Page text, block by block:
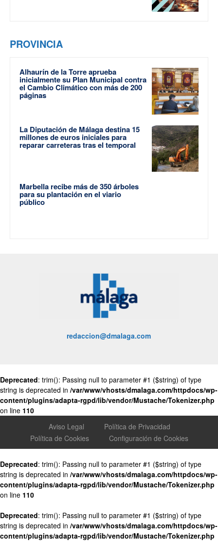
PROVINCIA
Alhaurín de la Torre aprueba
inicialmente su Plan Municipal contra
el Cambio Climático con más de 200
páginas
La Diputación de Málaga destina 15
millones de euros iniciales para
reparar carreteras tras el temporal
Marbella recibe más de 350 árboles
para su plantación en el viario
público
redaccion@dmalaga.com
Deprecated: trim(): Passing null to parameter #1 ($string) of type
string is deprecated in /var/www/vhosts/dmalaga.com/httpdocs/wp-
content/plugins/adapta-rgpd/lib/vendor/Mustache/Tokenizer.php
on line 110
Aviso Legal
Política de Privacidad
Política de Cookies
Configuración de Cookies
Deprecated: trim(): Passing null to parameter #1 ($string) of type
string is deprecated in /var/www/vhosts/dmalaga.com/httpdocs/wp-
content/plugins/adapta-rgpd/lib/vendor/Mustache/Tokenizer.php
on line 110
Deprecated: trim(): Passing null to parameter #1 ($string) of type
string is deprecated in /var/www/vhosts/dmalaga.com/httpdocs/wp-
content/plugins/adapta-rgpd/lib/vendor/Mustache/Tokenizer.php